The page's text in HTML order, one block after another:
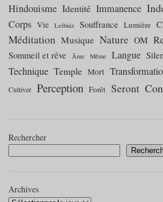
Hindouisme Identité Immanence
Corps Vie Leibniz Souffrance Lumière
Méditation Musique Nature OM
Sommeil et rêve Âme Même Langue
Technique Temple Mort
Cultiver Perception Forêt Seront
Rechercher
Archives